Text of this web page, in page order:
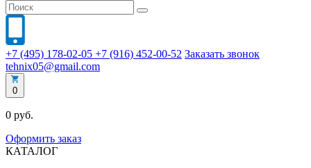
+7 (495) 178-02-05 +7 (916) 452-00-52 Заказать звонок
tehnix05@gmail.com
0
0 руб.
Оформить заказ
КАТАЛОГ